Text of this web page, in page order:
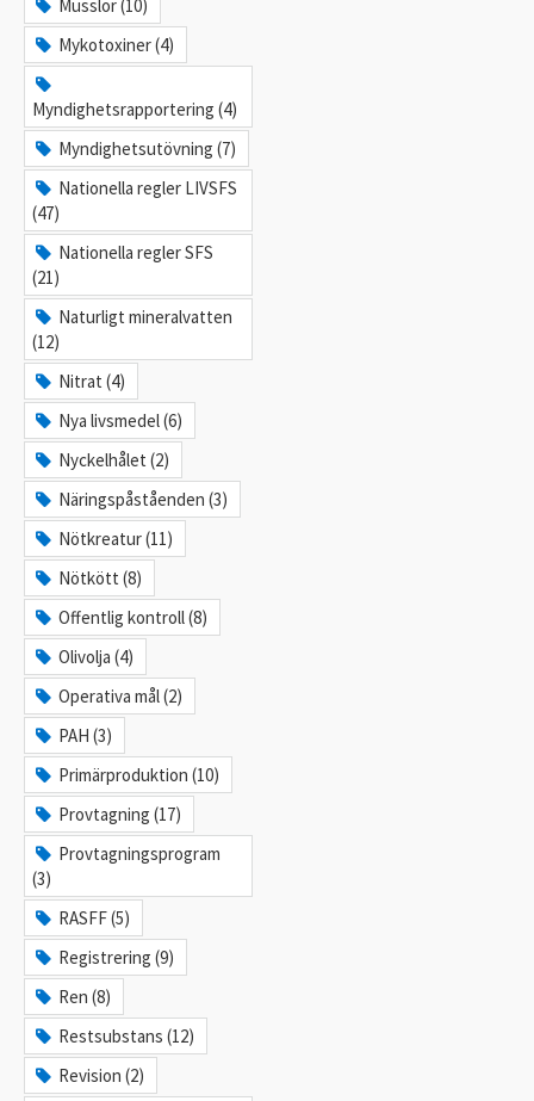
Musslor (10)
Mykotoxiner (4)
Myndighetsrapportering (4)
Myndighetsutövning (7)
Nationella regler LIVSFS
(47)
Nationella regler SFS
(21)
Naturligt mineralvatten
(12)
Nitrat (4)
Nya livsmedel (6)
Nyckelhålet (2)
Näringspåståenden (3)
Nötkreatur (11)
Nötkött (8)
Offentlig kontroll (8)
Olivolja (4)
Operativa mål (2)
PAH (3)
Primärproduktion (10)
Provtagning (17)
Provtagningsprogram
(3)
RASFF (5)
Registrering (9)
Ren (8)
Restsubstans (12)
Revision (2)